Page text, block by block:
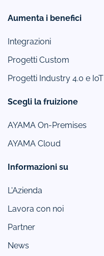
Aumenta i benefici
Integrazioni
Progetti Custom
Progetti Industry 4.0 e IoT
Scegli la fruizione
AYAMA On-Premises
AYAMA Cloud
Informazioni su
L'Azienda
Lavora con noi
Partner
News